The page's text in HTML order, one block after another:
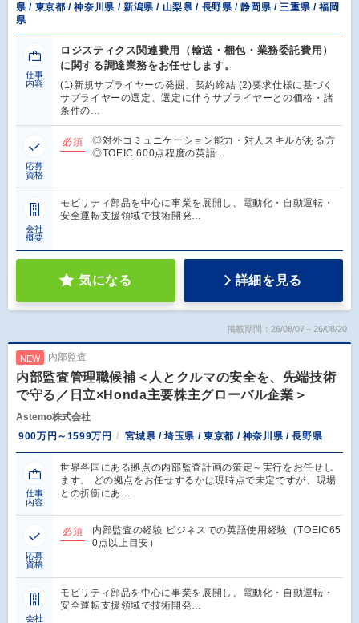
県 / 東京都 / 神奈川県 / 新潟県 / 山梨県 / 長野県 / 静岡県 / 三重県 / 福岡
県
仕事
内容
ロジスティクス関連費用（輸送・梱包・業務委託費用）
に関する調達業務をお任せします。
(1)新規サプライヤーの発掘、契約締結 (2)要求仕様に基づく
サプライヤーの選定、選定に伴うサプライヤーとの価格・諸
条件の…
応募
資格
必須
◎対外コミュニケーション能力・対人スキルがある方
◎TOEIC 600点程度の英語…
会社
概要
モビリティ部品を中心に事業を展開し、電動化・自動運転・
安全運転支援領域で技術開発…
気になる 詳細を見る
掲載期間：26/08/07～26/08/20
NEW 内部監査
内部監査管理職候補＜人とクルマの安全を、先端技術
で守る／日立×Honda主要株主グローバル企業＞
Astemo株式会社
900万円～1599万円
宮城県 / 埼玉県 / 東京都 / 神奈川県 / 長野県
仕事
内容
世界各国にある拠点の内部監査計画の策定～実行をお任せし
ます。 どの拠点をお任せするかは現時点で未定ですが、現場
との折衝にあ…
応募
資格
必須
内部監査の経験 ビジネスでの英語使用経験（TOEIC65
0点以上目安）
会社
モビリティ部品を中心に事業を展開し、電動化・自動運転・
安全運転支援領域で技術開発…